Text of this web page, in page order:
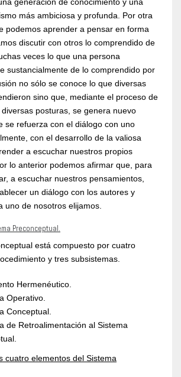
más ambiciosa y profunda. Por otra
podemos aprender a pensar en forma
discutir con otros lo comprendido de
veces lo que una persona
sustancialmente de lo comprendido por
no sólo se conoce lo que diversas
sino que, mediante el proceso de
posturas, se genera nuevo
se refuerza con el diálogo con uno
con el desarrollo de la valiosa
a escuchar nuestros propios
lo anterior podemos afirmar que, para
a escuchar nuestros pensamientos,
un diálogo con los autores y
uno de nosotros elijamos.
Preconceptual.
está compuesto por cuatro
y tres subsistemas.
Hermenéutico.
Operativo.
Conceptual.
de Retroalimentación al Sistema
cuatro elementos del Sistema